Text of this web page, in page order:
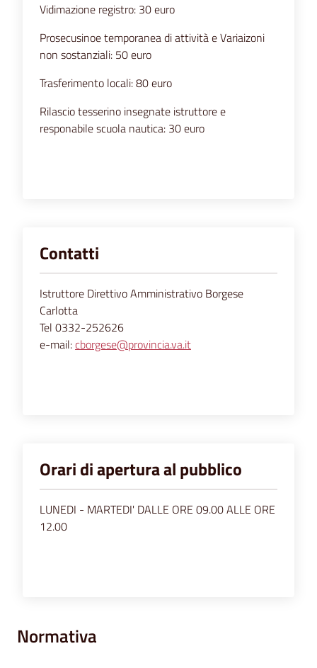
Vidimazione registro: 30 euro
Prosecusinoe temporanea di attività e Variaizoni
non sostanziali: 50 euro
Trasferimento locali: 80 euro
Rilascio tesserino insegnate istruttore e
responabile scuola nautica: 30 euro
Contatti
Istruttore Direttivo Amministrativo Borgese
Carlotta
Tel 0332-252626
e-mail:cborgese@provincia.va.it
Orari di apertura al pubblico
LUNEDI - MARTEDI' DALLE ORE 09.00 ALLE ORE
12.00
Normativa